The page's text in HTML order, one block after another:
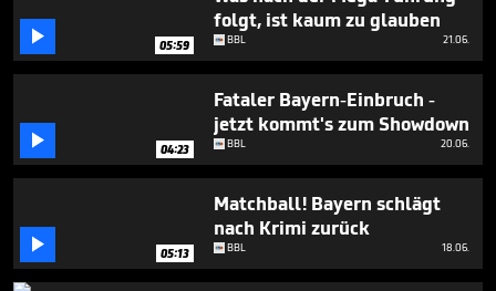
minutes,
seconds
 05:59
folgt, ist kaum zu glauben
BBL 21.06.
 04:23
Fataler Bayern-Einbruch -
jetzt kommt's zum Showdown
BBL 20.06.
 05:13
Matchball! Bayern schlägt
nach Krimi zurück
BBL 18.06.